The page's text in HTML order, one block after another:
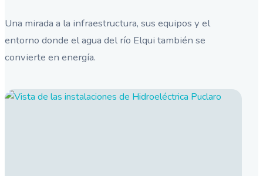
Una mirada a la infraestructura, sus equipos y el
entorno donde el agua del río Elqui también se
convierte en energía.